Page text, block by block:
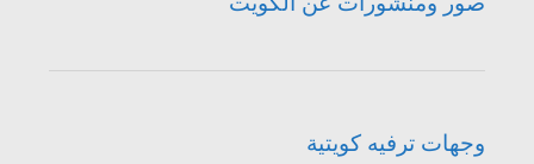
وجهات ترفيه كويتية